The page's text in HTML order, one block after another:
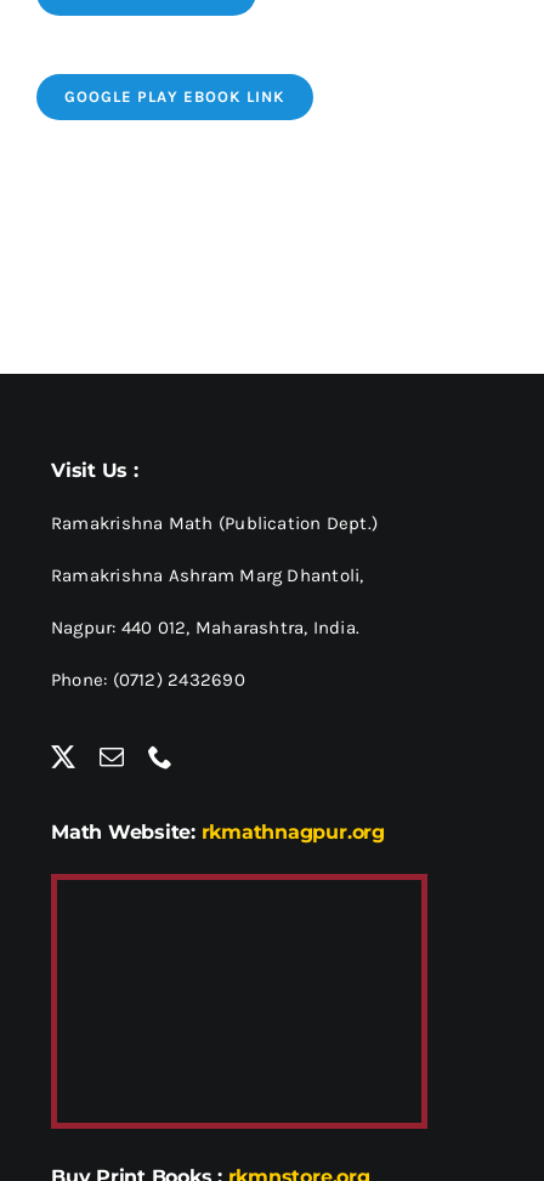
GOOGLE PLAY EBOOK LINK
Visit Us :
Ramakrishna Math (Publication Dept.)
Ramakrishna Ashram Marg Dhantoli,
Nagpur: 440 012, Maharashtra, India.
Phone: (0712) 2432690
Math Website: rkmathnagpur.org